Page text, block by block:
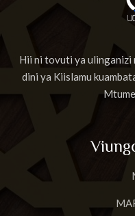
Hii ni tovuti ya ulinganizi
dini ya Kiislamu